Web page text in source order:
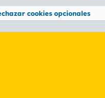
® © 2010-2026 XenForo Ltd.
cookies opcionales